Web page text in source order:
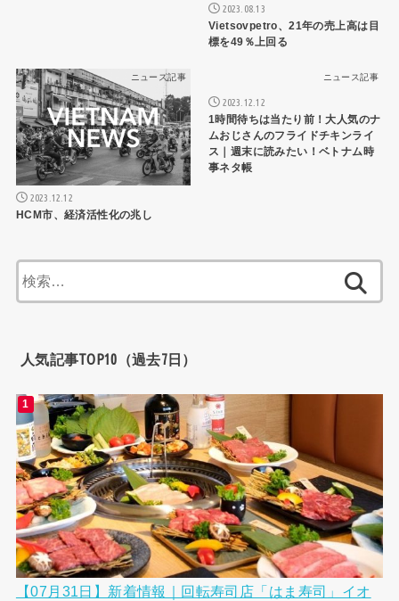
2023.08.13
Vietsovpetro、21年の売上高は目
標を49％上回る
ニュース記事
2023.12.12
HCM市、経済活性化の兆し
ニュース記事
2023.12.12
1時間待ちは当たり前！大人気のナ
ムおじさんのフライドチキンライ
ス｜週末に読みたい！ベトナム時
事ネタ帳
索:
人気記事TOP10（過去7日）
【07月31日】新着情報｜回転寿司店「はま寿司」イオ